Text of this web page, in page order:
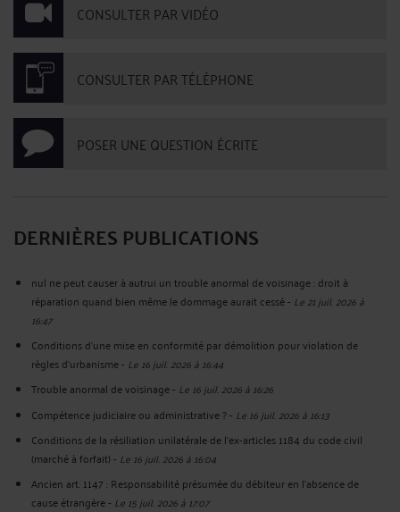
CONSULTER PAR VIDÉO
CONSULTER PAR TÉLÉPHONE
POSER UNE QUESTION ÉCRITE
DERNIÈRES PUBLICATIONS
nul ne peut causer à autrui un trouble anormal de voisinage : droit à
réparation quand bien même le dommage aurait cessé- Le 21 juil. 2026 à
16:47
Conditions d'une mise en conformité par démolition pour violation de
règles d'urbanisme- Le 16 juil. 2026 à 16:44
Trouble anormal de voisinage- Le 16 juil. 2026 à 16:26
Compétence judiciaire ou administrative ?- Le 16 juil. 2026 à 16:13
Conditions de la résiliation unilatérale de l'ex-articles 1184 du code civil
(marché à forfait)- Le 16 juil. 2026 à 16:04
Ancien art. 1147 : Responsabilité présumée du débiteur en l'absence de
cause étrangère- Le 15 juil. 2026 à 17:07